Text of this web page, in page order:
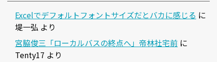
Excelでデフォルトフォントサイズだとバカに感じる に
堤一弘 より
宮脇俊三「ローカルバスの終点へ」帝林社宅前 に
Tenty17 より